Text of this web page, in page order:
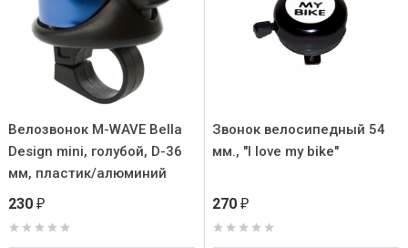
Велозвонок M-WAVE Bella
Design mini, голубой, D-36
мм, пластик/алюминий
230 ₽
Звонок велосипедный 54
мм., "I love my bike"
270 ₽